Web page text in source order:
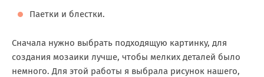
Паетки и блестки.
Сначала нужно выбрать подходящую картинку, для
создания мозаики лучше, чтобы мелких деталей было
немного. Для этой работы я выбрала рисунок нашего,